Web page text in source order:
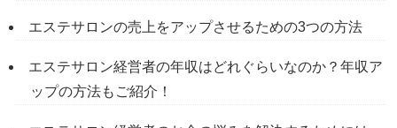
エステサロンの売上をアップさせるための3つの方法
エステサロン経営者の年収はどれぐらいなのか？年収ア
ップの方法もご紹介！